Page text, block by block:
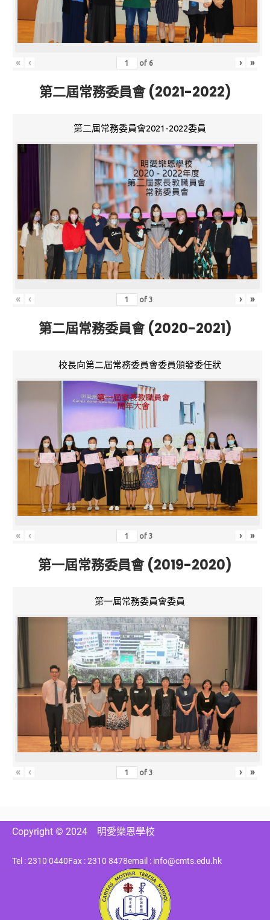
« ‹ of 6 › »
第二屆常務委員會 (2021-2022)
第二屆常務委員會2021-2022委員
« ‹ of3 › »
第二屆常務委員會 (2020-2021)
校長向第二屆常務委員會委員頒發委任狀
« ‹ of3 › »
第一屆常務委員會 (2019-2020)
第一屆常務委員會委員
« ‹ of3 › »
Copyright © 2024 明愛樂恩學校
Tel : 2310 0440Fax : 2310 8478email : info@cmts.edu.hk